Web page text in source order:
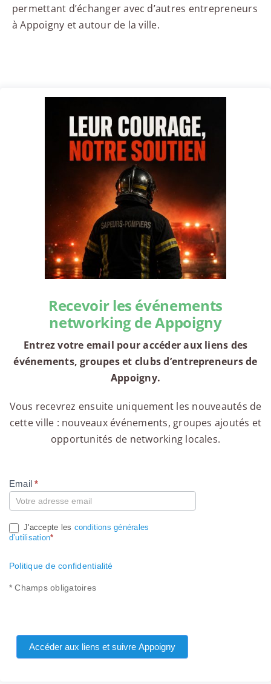
permettant d’échanger avec d’autres entrepreneurs
à Appoigny et autour de la ville.
Recevoir les événements
networking de Appoigny
Entrez votre email pour accéder aux liens des
événements, groupes et clubs d’entrepreneurs de
Appoigny.
Vous recevrez ensuite uniquement les nouveautés de
cette ville : nouveaux événements, groupes ajoutés et
opportunités de networking locales.
Compte
Email*
J'accepte les conditions générales
d’utilisation*
Politique de confidentialité
* Champs obligatoires
Accéder aux liens et suivre Appoigny